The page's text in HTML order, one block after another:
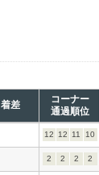
着差
コーナー
通過順位
12 12 11 10
2 2 2 2